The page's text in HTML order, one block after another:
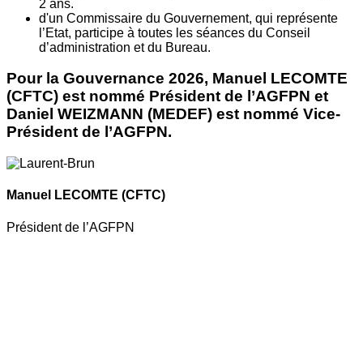
2 ans.
d'un Commissaire du Gouvernement, qui représente
l’Etat, participe à toutes les séances du Conseil
d’administration et du Bureau.
Pour la Gouvernance 2026, Manuel LECOMTE
(CFTC) est nommé Président de l’AGFPN et
Daniel WEIZMANN (MEDEF) est nommé Vice-
Président de l’AGFPN.
Manuel LECOMTE (CFTC)
Président de l’AGFPN